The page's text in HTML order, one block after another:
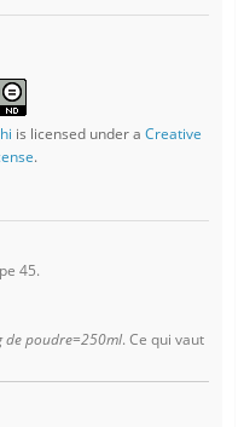
is licensed under a Creative
.
45.
de poudre=250ml. Ce qui vaut